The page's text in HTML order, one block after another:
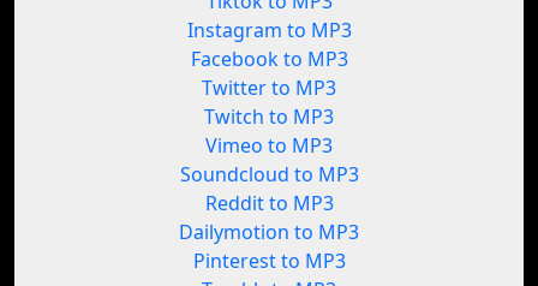
Instagram to MP3
Facebook to MP3
Twitter to MP3
Twitch to MP3
Vimeo to MP3
Soundcloud to MP3
Reddit to MP3
Dailymotion to MP3
Pinterest to MP3